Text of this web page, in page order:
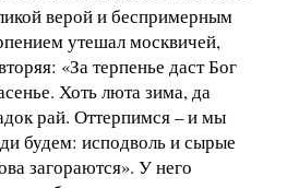
верой и беспримерным
утешал москвичей,
«За терпенье даст Бог
Хоть люта зима, да
рай. Оттерпимся – и мы
будем: исподволь и сырые
загораются». У него